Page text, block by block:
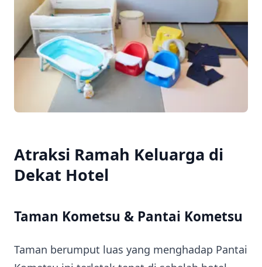
Atraksi Ramah Keluarga di
Dekat Hotel
Taman Kometsu & Pantai Kometsu
Taman berumput luas yang menghadap Pantai